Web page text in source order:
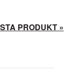
PRODUKT »